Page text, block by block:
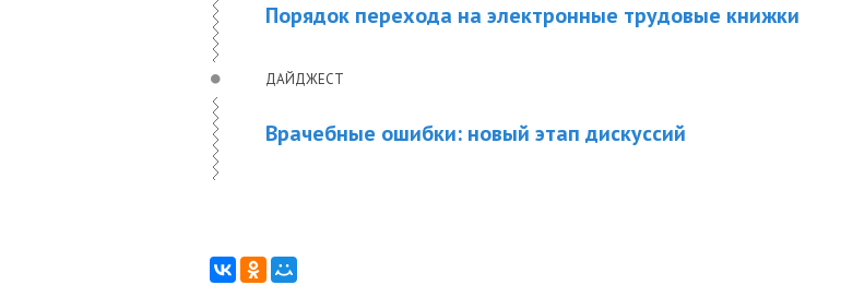
Порядок перехода на электронные трудовые книжки
ДАЙДЖЕСТ
Врачебные ошибки: новый этап дискуссий